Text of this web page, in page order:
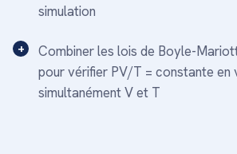
simulation
Combiner les lois de Boyle-
pour vérifier PV/T = constante en
simultanément V et T